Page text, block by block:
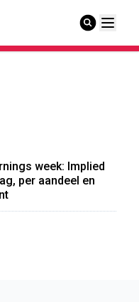
week: Implied
per aandeel en